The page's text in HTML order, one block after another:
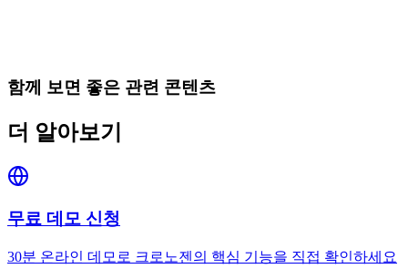
함께 보면 좋은 관련 콘텐츠
더 알아보기
무료 데모 신청
30분 온라인 데모로 크로노젠의 핵심 기능을 직접 확인하세요